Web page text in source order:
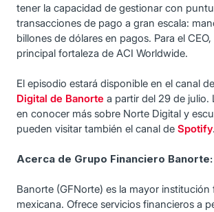
tener la capacidad de gestionar con
transacciones de pago a gran escala:
billones de dólares en pagos. Para el CEO,
principal fortaleza de ACI Worldwide.
El episodio estará disponible en el canal
Digital de Banorte a partir del 29 de julio.
en conocer más sobre Norte Digital y
pueden visitar también el canal de Spotify.
Acerca de Grupo Financiero Banorte:
Banorte (GFNorte) es la mayor institución
mexicana. Ofrece servicios financieros a